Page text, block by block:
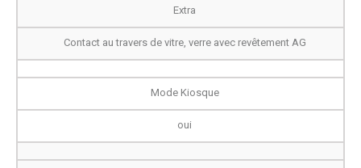
Extra
Contact au travers de vitre, verre avec revêtement AG
Mode Kiosque
oui